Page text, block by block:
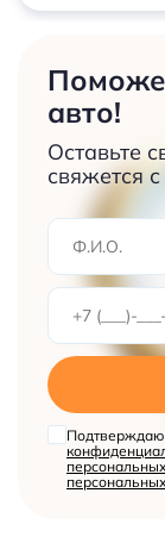
авто!
Оставьте
свяжется
Подтверждаю